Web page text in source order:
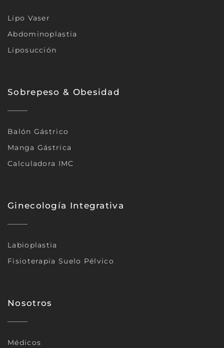
Lipo Vaser
Abdominoplastia
Liposucción
Sobrepeso & Obesidad
Balón Gástrico
Manga Gástrica
Calculadora IMC
Ginecología Integrativa
Labioplastia
Fisioterapia Suelo Pélvico
Nosotros
Médicos